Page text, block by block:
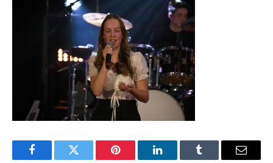
FacebookTwitter Pinterest LinkedInTumblr Email